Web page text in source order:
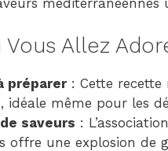
Vous Allez
préparer: Cette recette
idéale même pour les
saveurs :
offre une explosion de